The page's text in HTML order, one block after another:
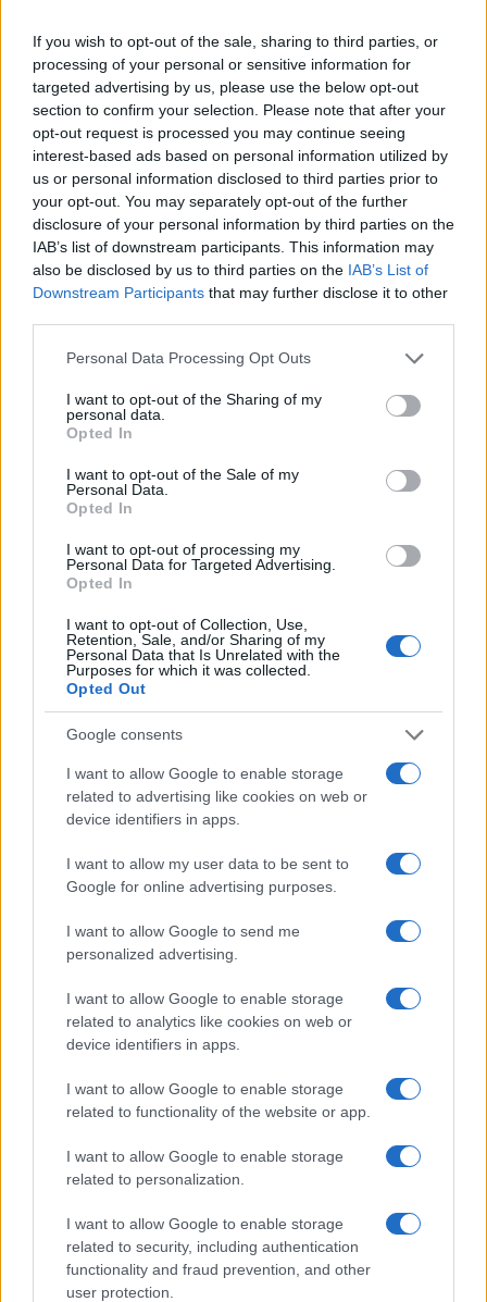
If you wish to opt-out of the sale, sharing to third parties, or
processing of your personal or sensitive information for
targeted advertising by us, please use the below opt-out
section to confirm your selection. Please note that after your
opt-out request is processed you may continue seeing
interest-based ads based on personal information utilized by
us or personal information disclosed to third parties prior to
your opt-out. You may separately opt-out of the further
disclosure of your personal information by third parties on the
IAB’s list of downstream participants. This information may
also be disclosed by us to third parties on the IAB’s List of
Downstream Participants that may further disclose it to other
Please note that this website/app uses one or more Google
not limited to your visit or usage behaviour. You may click to
grant or deny consent to Google and its third-party tags to
use your data for below specified purposes in below Google
consent section.
Personal Data Processing Opt Outs
I want to opt-out of the Sharing of my
personal data.
Opted In
I want to opt-out of the Sale of my
Personal Data.
Opted In
I want to opt-out of processing my
Personal Data for Targeted Advertising.
Opted In
I want to opt-out of Collection, Use,
Retention, Sale, and/or Sharing of my
Personal Data that Is Unrelated with the
Purposes for which it was collected.
Opted Out
Google consents
I want to allow Google to enable storage
related to advertising like cookies on web or
device identifiers in apps.
I want to allow my user data to be sent to
Google for online advertising purposes.
I want to allow Google to send me
personalized advertising.
I want to allow Google to enable storage
related to analytics like cookies on web or
device identifiers in apps.
I want to allow Google to enable storage
related to functionality of the website or app.
I want to allow Google to enable storage
related to personalization.
I want to allow Google to enable storage
related to security, including authentication
functionality and fraud prevention, and other
user protection.
Los coches más buscados
Con el objetivo de determinar cuáles son…
Compra tu coche de segunda mano en
Heycar
¿Estás pensando en renovar tu coche? Apostar por…
Las 100 mujeres que están transformando
la industria automotriz en 2025
Un vistazo a las mujeres que marcan la…
AUTOMOVIL